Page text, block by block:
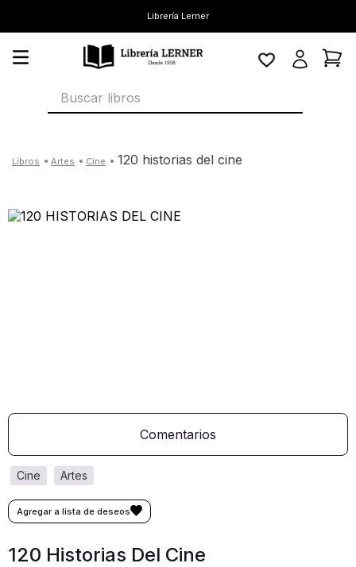
Librería Lerner
Buscar libros
artes cine 120 historias del cine
Comentarios
artes
cine
120 Historias Del Cine